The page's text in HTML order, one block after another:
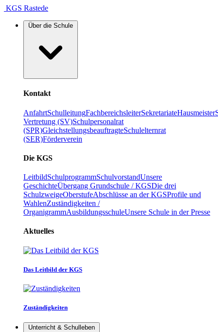
KGS Rastede
Über die Schule
Kontakt
AnfahrtSchulleitungFachbereichsleiterSekretariateHausmeister
Vertretung (SV)Schulpersonalrat
(SPR)GleichstellungsbeauftragteSchulelternrat
(SER)Förderverein
Die KGS
LeitbildSchulprogrammSchulvorstandUnsere
GeschichteÜbergang Grundschule / KGSDie drei
SchulzweigeOberstufeAbschlüsse an der KGSProfile und
WahlenZuständigkeiten /
OrganigrammAusbildungsschuleUnsere Schule in der Presse
Aktuelles
Das Leitbild der KGS
Zuständigkeiten
Unterricht & Schulleben